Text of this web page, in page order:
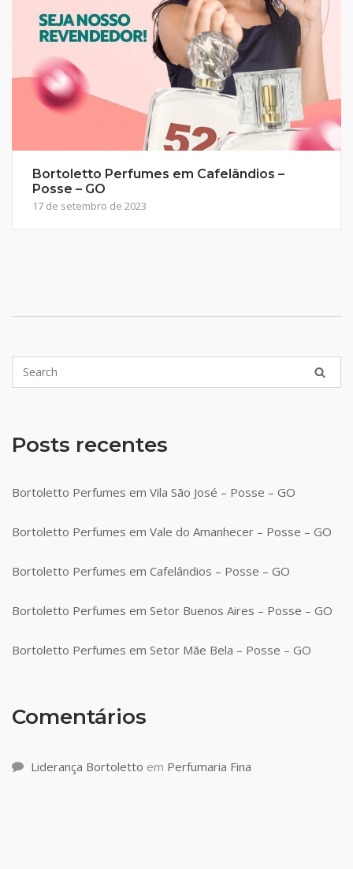
Bortoletto Perfumes em Cafelândios –
Posse – GO
17 de setembro de 2023
Posts recentes
Bortoletto Perfumes em Vila São José – Posse – GO
Bortoletto Perfumes em Vale do Amanhecer – Posse – GO
Bortoletto Perfumes em Cafelândios – Posse – GO
Bortoletto Perfumes em Setor Buenos Aires – Posse – GO
Bortoletto Perfumes em Setor Mãe Bela – Posse – GO
Comentários
Liderança Bortoletto em Perfumaria Fina